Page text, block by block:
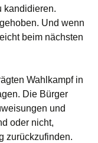
kandidieren.
Und wenn
beim nächsten
Wahlkampf in
Die Bürger
und
oder nicht,
zurückzufinden.